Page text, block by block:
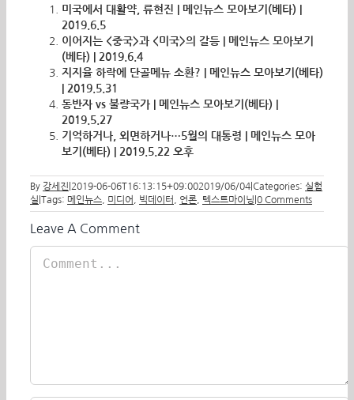
미국에서 대활약, 류현진 | 메인뉴스 모아보기(베타) |
2019.6.5
이어지는 <중국>과 <미국>의 갈등 | 메인뉴스 모아보기
(베타) | 2019.6.4
지지율 하락에 단골메뉴 소환? | 메인뉴스 모아보기(베타)
| 2019.5.31
동반자 vs 불량국가 | 메인뉴스 모아보기(베타) |
2019.5.27
기억하거나, 외면하거나…5월의 대통령 | 메인뉴스 모아
보기(베타) | 2019.5.22 오후
By 강세진 2019-06-06T16:13:15+09:002019/06/04 Categories: 실험
실 Tags: 메인뉴스 미디어 빅데이터 언론 텍스트마이닝 0 Comments
Leave A Comment
Comment